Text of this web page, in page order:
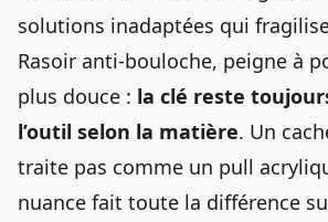
solutions inadaptées qui
Rasoir anti-bouloche, peigne à
plus douce : la clé reste
l’outil selon la matière. Un
traite pas comme un pull
nuance fait toute la différence